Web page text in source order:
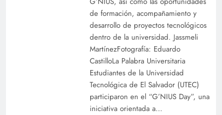
de formación, acompañamiento y
desarrollo de proyectos tecnológicos
dentro de la universidad. Jassmeli
MartínezFotografía: Eduardo
CastilloLa Palabra Universitaria
Estudiantes de la Universidad
Tecnológica de El Salvador (UTEC)
participaron en el “G’NIUS Day”, una
iniciativa orientada a…